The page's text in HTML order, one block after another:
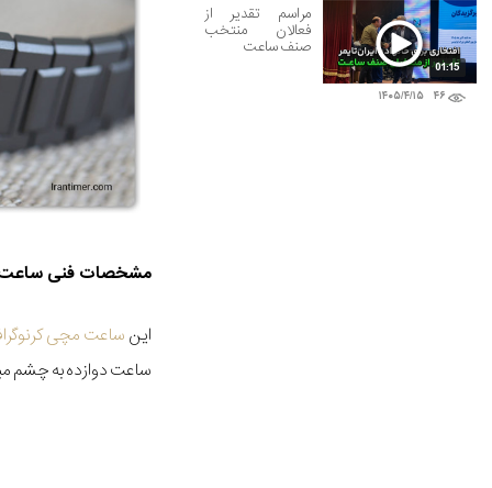
مشخصات فنی
این ساعت مچی
ساعت دوازده به چشم
۴۶ ۱۴۰۵/۴/۱۵
01:15
مراسم تقدیر از
فعالان منتخب
صنف ساعت